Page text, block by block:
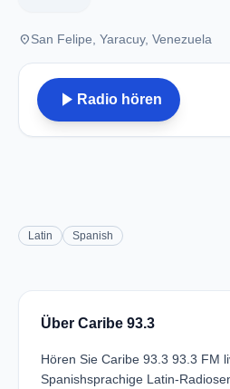
placeSan Felipe, Yaracuy, Venezuela
play_arrow Radio hören
Latin Spanish
Über Caribe 93.3
Hören Sie Caribe 93.3 93.3 FM
Spanishsprachige Latin-